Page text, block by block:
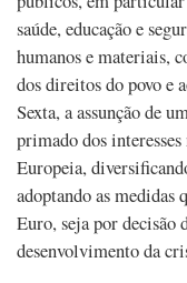
saúde, educação e
humanos e materiais,
dos direitos do povo e
Sexta, a assunção de
primado dos
Europeia,
adoptando as medidas
Euro, seja por decisão
desenvolvimento da